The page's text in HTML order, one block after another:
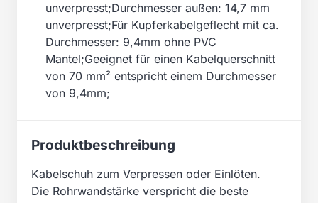
unverpresst;Durchmesser außen: 14,7 mm
unverpresst;Für Kupferkabelgeflecht mit ca.
Durchmesser: 9,4mm ohne PVC
Mantel;Geeignet für einen Kabelquerschnitt
von 70 mm² entspricht einem Durchmesser
von 9,4mm;
Produktbeschreibung
Kabelschuh zum Verpressen oder Einlöten.
Die Rohrwandstärke verspricht die beste